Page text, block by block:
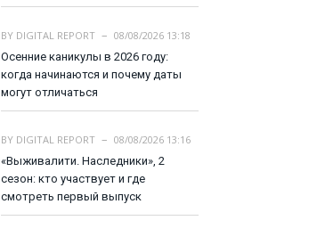
BY DIGITAL REPORT
08/08/2026 13:18
Осенние каникулы в 2026 году:
когда начинаются и почему даты
могут отличаться
BY DIGITAL REPORT
08/08/2026 13:16
«Выживалити. Наследники», 2
сезон: кто участвует и где
смотреть первый выпуск